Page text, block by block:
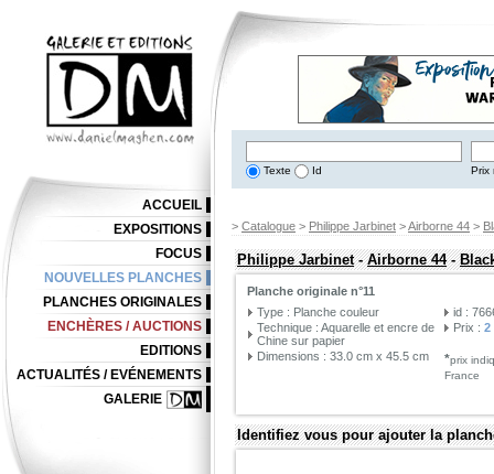
Texte Id Prix
> Catalogue > Philippe Jarbinet >Airborne 44 >
Philippe Jarbinet-Airborne 44-
Planche originale n°11
Type : Planche couleur
Technique : Aquarelle et encre de
Chine sur papier
Dimensions : 33.0 cm x 45.5 cm
id :
Prix :2
*prix
France
Identifiez vous pour ajouter la
ACCUEIL
EXPOSITIONS
FOCUS
NOUVELLES PLANCHES
PLANCHES ORIGINALES
ENCHÈRES / AUCTIONS
EDITIONS
ACTUALITÉS / EVÉNEMENTS
GALERIE